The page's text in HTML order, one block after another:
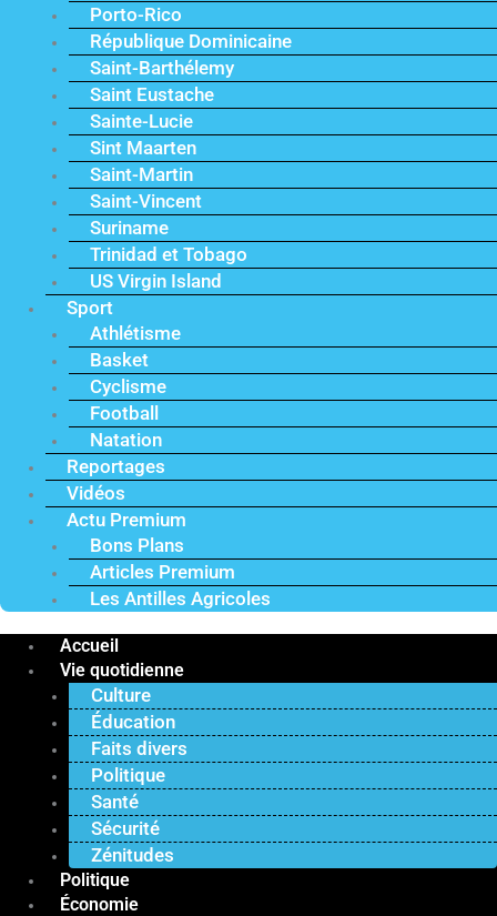
Porto-Rico
République Dominicaine
Saint-Barthélemy
Saint Eustache
Sainte-Lucie
Sint Maarten
Saint-Martin
Saint-Vincent
Suriname
Trinidad et Tobago
US Virgin Island
Sport
Athlétisme
Basket
Cyclisme
Football
Natation
Reportages
Vidéos
Actu Premium
Bons Plans
Articles Premium
Les Antilles Agricoles
Accueil
Vie quotidienne
Culture
Éducation
Faits divers
Politique
Santé
Sécurité
Zénitudes
Politique
Économie